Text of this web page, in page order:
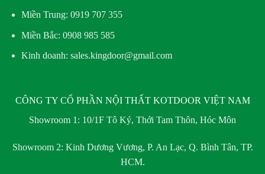
Miền Trung: 0919 707 355
Miền Bắc: 0908 985 585
Kinh doanh: sales.kingdoor@gmail.com
CÔNG TY CỔ PHẦN NỘI THẤT KOTDOOR VIỆT NAM
Showroom 1: 10/1F Tô Ký, Thới Tam Thôn, Hóc Môn
Showroom 2: Kinh Dương Vương, P. An Lạc, Q. Bình Tân, TP.
HCM.